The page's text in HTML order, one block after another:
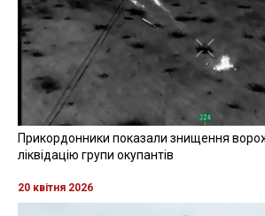
Прикордонники показали знищення
ліквідацію групи окупантів
20 квітня 2026